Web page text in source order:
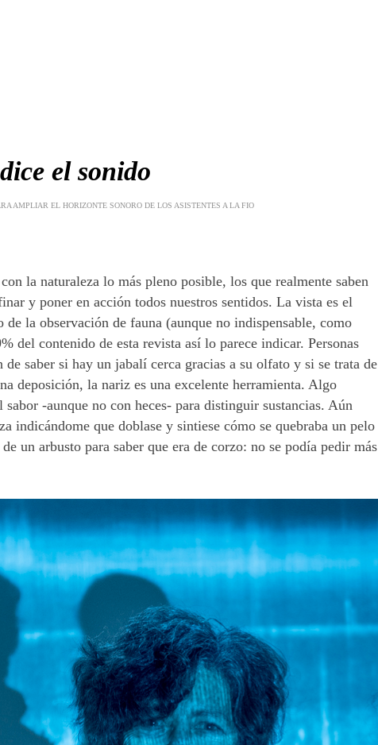
el sonido
AMPLIAR EL HORIZONTE SONORO DE LOS ASISTENTES A LA FIO
la naturaleza lo más pleno posible, los que realmente saben
y poner en acción todos nuestros sentidos. La vista es el
de la observación de fauna (aunque no indispensable, como
del contenido de esta revista así lo parece indicar. Personas
de saber si hay un jabalí cerca gracias a su olfato y si se trata de
deposición, la nariz es una excelente herramienta. Algo
sabor -aunque no con heces- para distinguir sustancias. Aún
indicándome que doblase y sintiese cómo se quebraba un pelo
un arbusto para saber que era de corzo: no se podía pedir más